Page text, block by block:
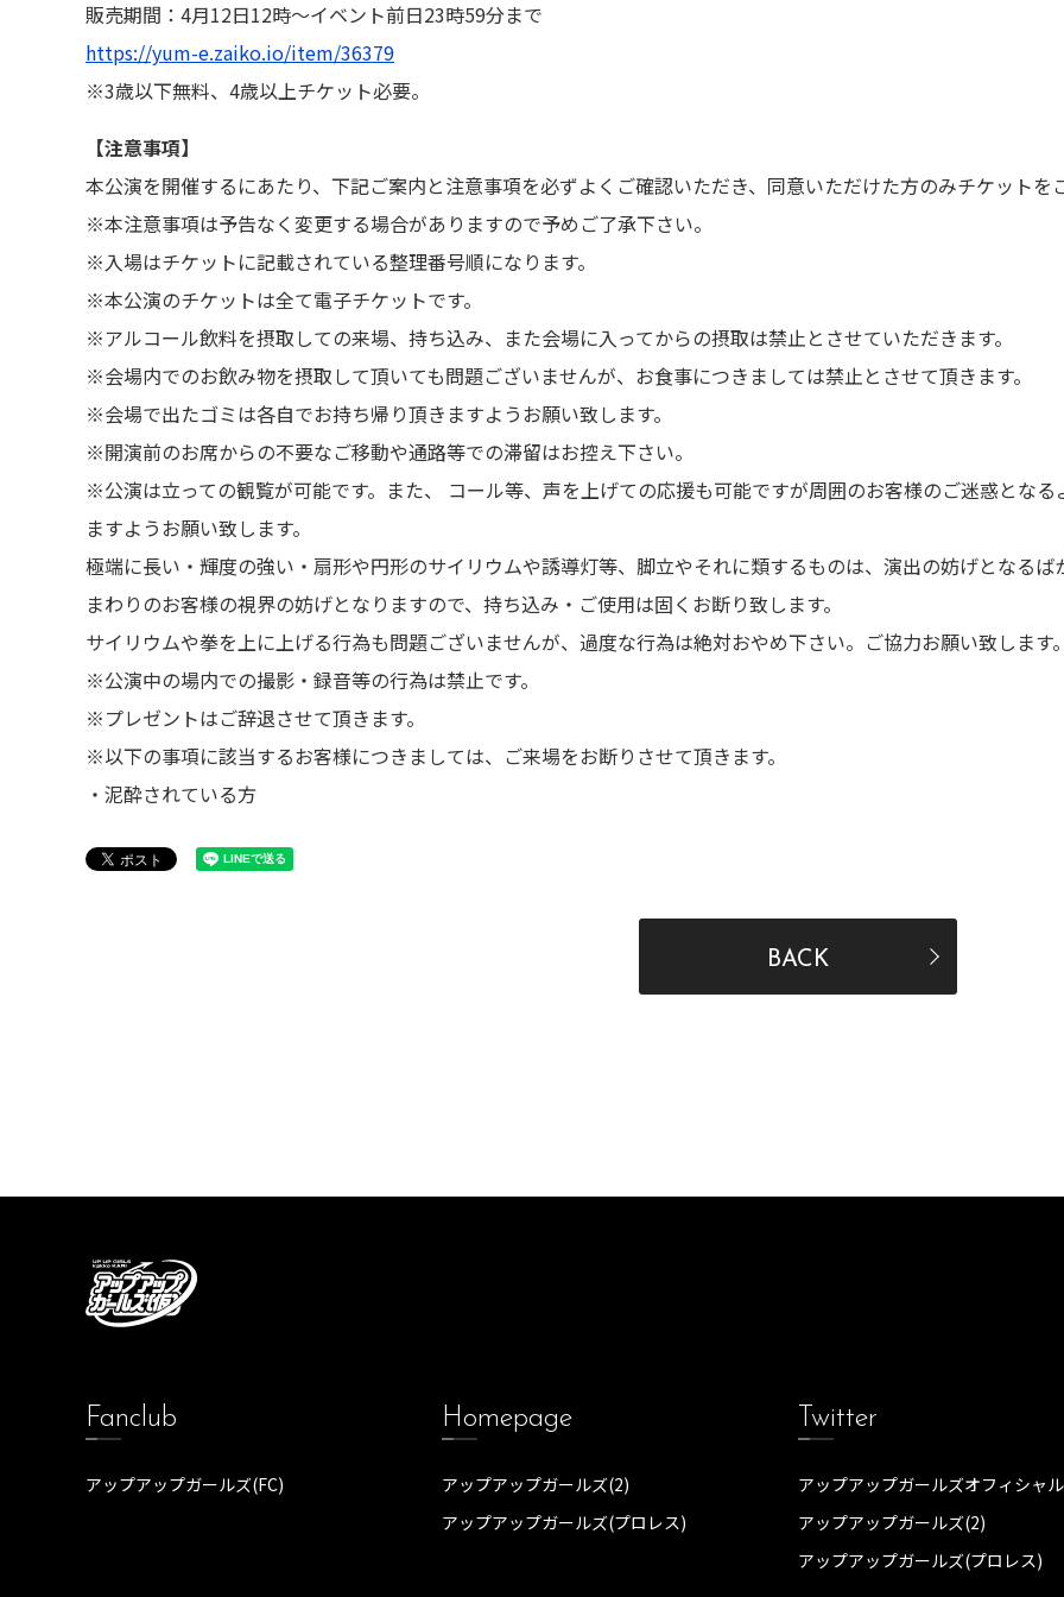
販売期間：4月12日12時～イベント前日23時59分まで
https://yum-e.zaiko.io/item/36379
※3歳以下無料、4歳以上チケット必要。
【注意事項】
本公演を開催するにあたり、下記ご案内と注意事項を必ずよくご確認いただき、同意いただけた方のみチケットを
※本注意事項は予告なく変更する場合がありますので予めご了承下さい。
※入場はチケットに記載されている整理番号順になります。
※本公演のチケットは全て電子チケットです。
※アルコール飲料を摂取しての来場、持ち込み、また会場に入ってからの摂取は禁止とさせていただきます。
※会場内でのお飲み物を摂取して頂いても問題ございませんが、お食事につきましては禁止とさせて頂きます。
※会場で出たゴミは各自でお持ち帰り頂きますようお願い致します。
※開演前のお席からの不要なご移動や通路等での滞留はお控え下さい。
※公演は立っての観覧が可能です。また、 コール等、声を上げての応援も可能ですが周囲のお客様のご迷惑とな
ますようお願い致します。
極端に長い・輝度の強い・扇形や円形のサイリウムや誘導灯等、脚立やそれに類するものは、演出の妨げとなるば
まわりのお客様の視界の妨げとなりますので、持ち込み・ご使用は固くお断り致します。
サイリウムや拳を上に上げる行為も問題ございませんが、過度な行為は絶対おやめ下さい。ご協力お願い致します。
※公演中の場内での撮影・録音等の行為は禁止です。
※プレゼントはご辞退させて頂きます。
※以下の事項に該当するお客様につきましては、ご来場をお断りさせて頂きます。
・泥酔されている方
BACK
Fanclub
アップアップガールズ(FC)
Homepage
アップアップガールズ(2)
アップアップガールズ(プロレス)
Twitter
アップアップガールズオフィシャル
アップアップガールズ(2)
アップアップガールズ(プロレス)